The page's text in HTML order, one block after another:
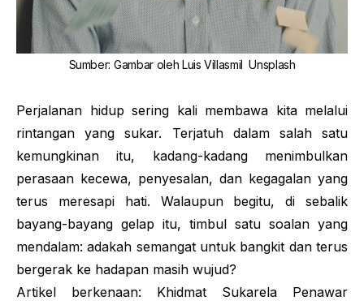
Sumber: Gambar oleh Luis Villasmil Unsplash
Perjalanan hidup sering kali membawa kita melalui
rintangan yang sukar. Terjatuh dalam salah satu
kemungkinan itu, kadang-kadang menimbulkan
perasaan kecewa, penyesalan, dan kegagalan yang
terus meresapi hati. Walaupun begitu, di sebalik
bayang-bayang gelap itu, timbul satu soalan yang
mendalam: adakah semangat untuk bangkit dan terus
bergerak ke hadapan masih wujud?
Artikel berkenaan: Khidmat Sukarela Penawar